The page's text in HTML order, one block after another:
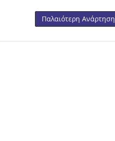
Παλαιότερη Ανάρτηση